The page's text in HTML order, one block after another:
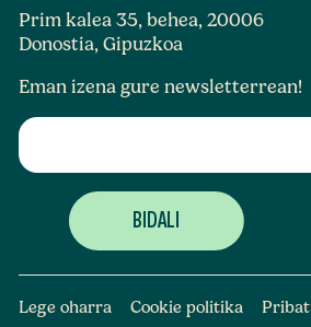
Prim kalea 35, behea, 20006
Donostia, Gipuzkoa
Eman izena gure newsletterrean!
Lege oharra Cookie politika